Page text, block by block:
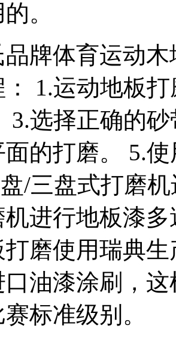
。
体育运动木
1.运动地板
3.选择正确的
的打磨。 5.
/三盘式打磨
进行地板漆
磨使用瑞典
口油漆涂刷，
标准级别。